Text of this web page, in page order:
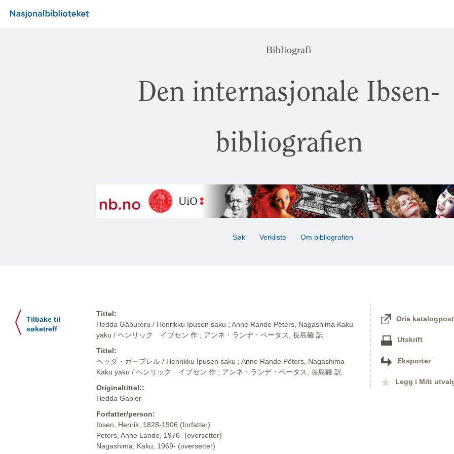
Bibliografi
Den internasjonale Ibsen-
bibliografien
Søk Verkliste Om bibliografien
Tilbake til
søketreff
Tittel:
Hedda Gâbureru / Henrikku Ipusen saku ; Anne Rande Pêters, Nagashima Kaku
yaku / ヘンリック イプセン 作 ; アンネ・ランデ・ペータス, 長島確 訳
Tittel:
ヘッダ・ガーブレル / Henrikku Ipusen saku ; Anne Rande Pêters, Nagashima
Kaku yaku / ヘンリック イプセン 作 ; アンネ・ランデ・ペータス, 長島確 訳
Originaltittel::
Hedda Gabler
Forfatter/person:
Ibsen, Henrik, 1828-1906 (forfatter)
Peters, Anne Lande, 1976- (oversetter)
Nagashima, Kaku, 1969- (oversetter)
Oria katalogpost
Utskrift
Eksporter
Legg i Mitt